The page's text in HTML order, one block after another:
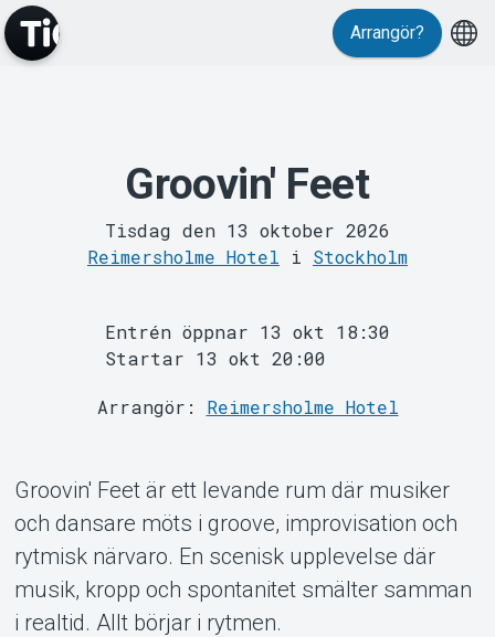
Evenemang
MyTickster
Support
Arrangör?
Groovin' Feet
Tisdag den 13 oktober 2026
Reimersholme Hotel i Stockholm
Entrén öppnar 13 okt 18:30
Startar 13 okt 20:00
Arrangör: Reimersholme Hotel
Groovin' Feet är ett levande rum där musiker
och dansare möts i groove, improvisation och
rytmisk närvaro. En scenisk upplevelse där
musik, kropp och spontanitet smälter samman
i realtid. Allt börjar i rytmen.